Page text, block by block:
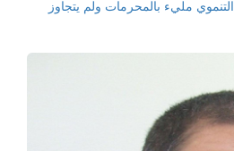
مليء بالمحرمات ولم يتجاوز